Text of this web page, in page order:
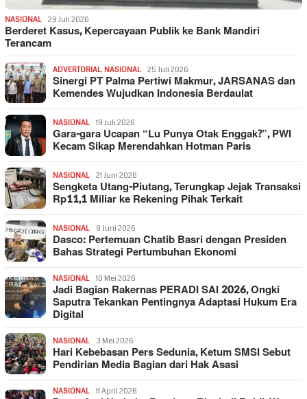
NASIONAL 29 Juli 2026
Berderet Kasus, Kepercayaan Publik ke Bank Mandiri
Terancam
ADVERTORIAL, NASIONAL 25 Juli 2026
Sinergi PT Palma Pertiwi Makmur, JARSANAS dan
Kemendes Wujudkan Indonesia Berdaulat
NASIONAL 19 Juli 2026
Gara-gara Ucapan “Lu Punya Otak Enggak?”, PWI
Kecam Sikap Merendahkan Hotman Paris
NASIONAL 21 Juni 2026
Sengketa Utang-Piutang, Terungkap Jejak Transaksi
Rp11,1 Miliar ke Rekening Pihak Terkait
NASIONAL 9 Juni 2026
Dasco: Pertemuan Chatib Basri dengan Presiden
Bahas Strategi Pertumbuhan Ekonomi
NASIONAL 10 Mei 2026
Jadi Bagian Rakernas PERADI SAI 2026, Ongki
Saputra Tekankan Pentingnya Adaptasi Hukum Era
Digital
NASIONAL 3 Mei 2026
Hari Kebebasan Pers Sedunia, Ketum SMSI Sebut
Pendirian Media Bagian dari Hak Asasi
NASIONAL 11 April 2026